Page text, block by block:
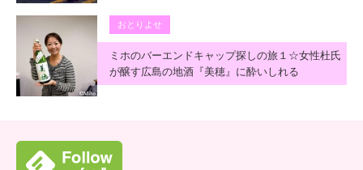
おとりよせ
ミホのバーエンドキャップ探しの旅１☆女性杜氏
が醸す広島の地酒『美穂』に酔いしれる